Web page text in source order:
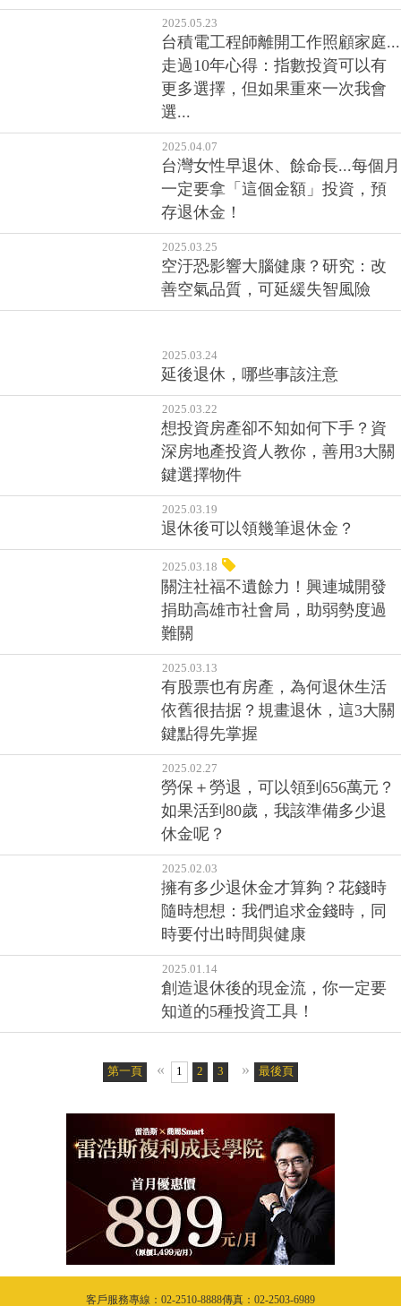
2025.05.23
台積電工程師離開工作照顧家庭...
走過10年心得：指數投資可以有
更多選擇，但如果重來一次我會
選...
2025.04.07
台灣女性早退休、餘命長...每個月
一定要拿「這個金額」投資，預
存退休金！
2025.03.25
空汙恐影響大腦健康？研究：改
善空氣品質，可延緩失智風險
2025.03.24
延後退休，哪些事該注意
2025.03.22
想投資房產卻不知如何下手？資
深房地產投資人教你，善用3大關
鍵選擇物件
2025.03.19
退休後可以領幾筆退休金？
2025.03.18
關注社福不遺餘力！興連城開發
捐助高雄市社會局，助弱勢度過
難關
2025.03.13
有股票也有房產，為何退休生活
依舊很拮据？規畫退休，這3大關
鍵點得先掌握
2025.02.27
勞保＋勞退，可以領到656萬元？
如果活到80歲，我該準備多少退
休金呢？
2025.02.03
擁有多少退休金才算夠？花錢時
隨時想想：我們追求金錢時，同
時要付出時間與健康
2025.01.14
創造退休後的現金流，你一定要
知道的5種投資工具！
第一頁 « 1 2 3 4 5 6
» 最後頁
客戶服務專線：02-2510-8888傳真：02-2503-6989